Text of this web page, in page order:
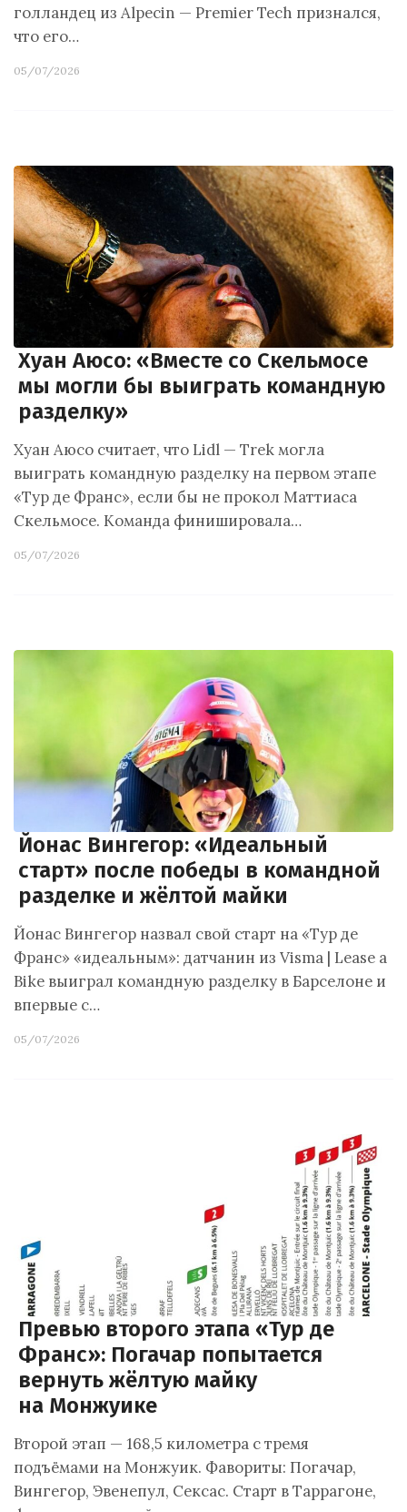
голландец из Alpecin — Premier Tech признался,
что его…
05/07/2026
Хуан Аюсо: «Вместе со Скельмосе
мы могли бы выиграть командную
разделку»
Хуан Аюсо считает, что Lidl — Trek могла
выиграть командную разделку на первом этапе
«Тур де Франс», если бы не прокол Маттиаса
Скельмосе. Команда финишировала…
05/07/2026
Йонас Вингегор: «Идеальный
старт» после победы в командной
разделке и жёлтой майки
Йонас Вингегор назвал свой старт на «Тур де
Франс» «идеальным»: датчанин из Visma | Lease a
Bike выиграл командную разделку в Барселоне и
впервые с…
05/07/2026
Превью второго этапа «Тур де
Франс»: Погачар попытается
вернуть жёлтую майку
на Монжуике
Второй этап — 168,5 километра с тремя
подъёмами на Монжуик. Фавориты: Погачар,
Вингегор, Эвенепул, Сексас. Старт в Таррагоне,